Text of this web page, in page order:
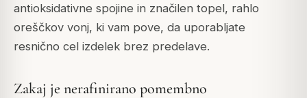
antioksidativne spojine in značilen topel, rahlo
oreščkov vonj, ki vam pove, da uporabljate
resnično cel izdelek brez predelave.
Zakaj je nerafinirano pomembno